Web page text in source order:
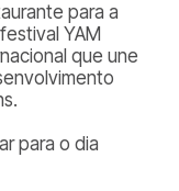
para a
YAM
que une
para o dia